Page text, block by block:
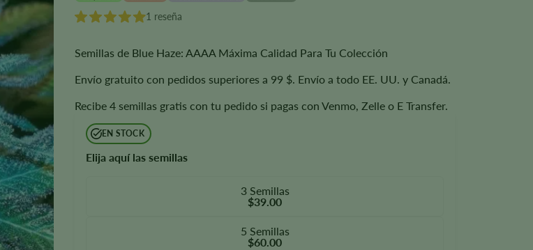
1 reseña
Semillas de Blue Haze: AAAA Máxima Calidad Para Tu Colección
Envío gratuito con pedidos superiores a 99 $. Envío a todo EE. UU. y Canadá.
Recibe 4 semillas gratis con tu pedido si pagas con Venmo, Zelle o E Transfer.
EN STOCK
Elija aquí las semillas
3 Semillas
$39.00
5 Semillas
$60.00